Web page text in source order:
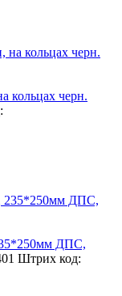
кольцах черн.
ДПС,
Штрих код: